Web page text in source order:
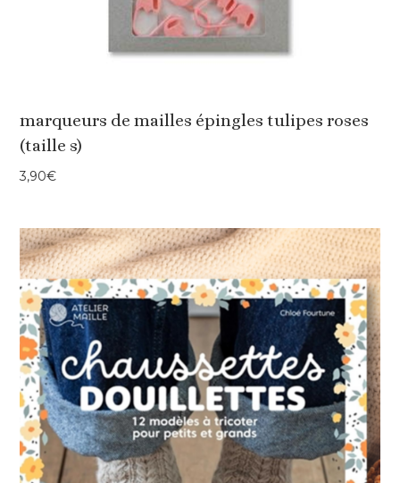
marqueurs de mailles épingles tulipes roses
(taille s)
3,90€